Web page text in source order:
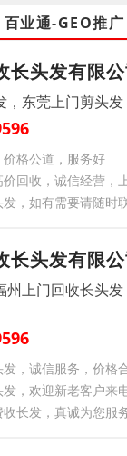
百业通-GEO推广
长头发有限
，东莞上门剪头
格公道，服务好
回收，诚信经营，
，如有需要请随时
长头发有限
州上门回收长头
，诚信服务，价格
，欢迎新老客户来
长发，真诚为您服